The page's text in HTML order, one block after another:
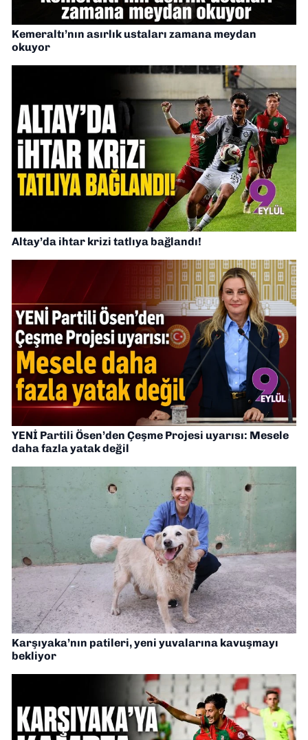
Kemeraltı’nın asırlık ustaları zamana meydan
okuyor
Altay’da ihtar krizi tatlıya bağlandı!
YENİ Partili Ösen’den Çeşme Projesi uyarısı: Mesele
daha fazla yatak değil
Karşıyaka’nın patileri, yeni yuvalarına kavuşmayı
bekliyor